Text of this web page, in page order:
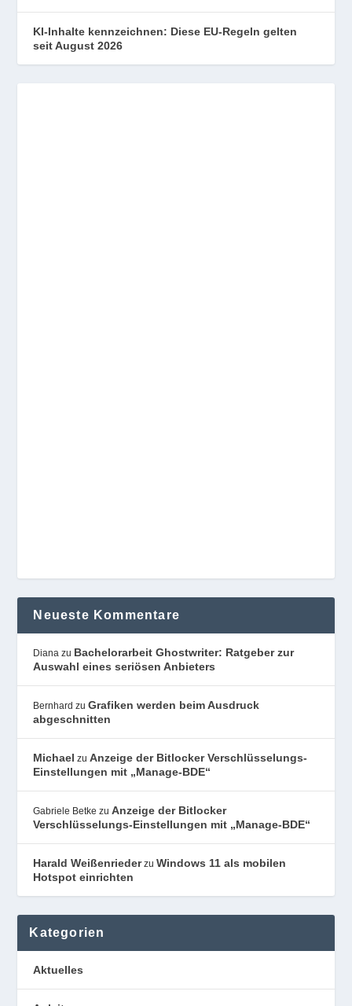
KI-Inhalte kennzeichnen: Diese EU-Regeln gelten
seit August 2026
Neueste Kommentare
Diana zu Bachelorarbeit Ghostwriter: Ratgeber zur
Auswahl eines seriösen Anbieters
Bernhard zuGrafiken werden beim Ausdruck
abgeschnitten
Michael zuAnzeige der Bitlocker Verschlüsselungs-
Einstellungen mit „Manage-BDE“
Gabriele Betke zuAnzeige der Bitlocker
Verschlüsselungs-Einstellungen mit „Manage-BDE“
Harald WeißenriederzuWindows 11 als mobilen
Hotspot einrichten
Kategorien
Aktuelles